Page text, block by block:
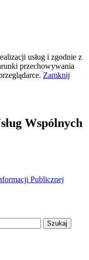
usług i zgodnie z
przechowywania
Zamknij
Wspólnych
Publicznej
Szukaj